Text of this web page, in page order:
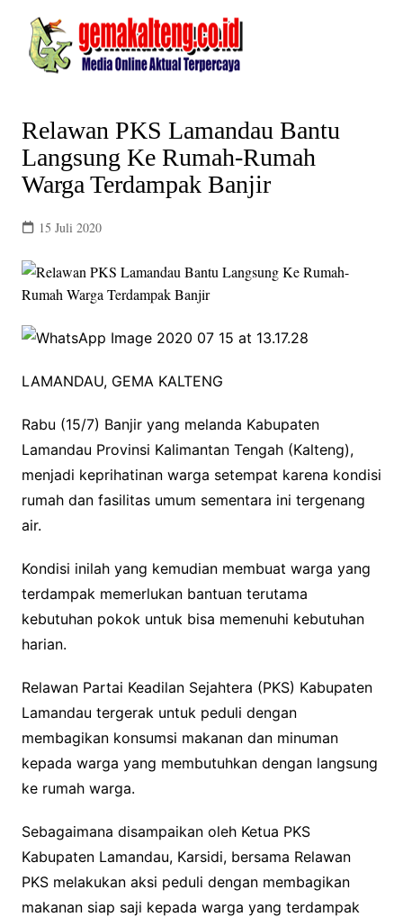
content
Relawan PKS Lamandau Bantu
Langsung Ke Rumah-Rumah
Warga Terdampak Banjir
15 Juli 2020
LAMANDAU, GEMA KALTENG
Rabu (15/7) Banjir yang melanda Kabupaten
Lamandau Provinsi Kalimantan Tengah (Kalteng),
menjadi keprihatinan warga setempat karena kondisi
rumah dan fasilitas umum sementara ini tergenang
air.
Kondisi inilah yang kemudian membuat warga yang
terdampak memerlukan bantuan terutama
kebutuhan pokok untuk bisa memenuhi kebutuhan
harian.
Relawan Partai Keadilan Sejahtera (PKS) Kabupaten
Lamandau tergerak untuk peduli dengan
membagikan konsumsi makanan dan minuman
kepada warga yang membutuhkan dengan langsung
ke rumah warga.
Sebagaimana disampaikan oleh Ketua PKS
Kabupaten Lamandau, Karsidi, bersama Relawan
PKS melakukan aksi peduli dengan membagikan
makanan siap saji kepada warga yang terdampak